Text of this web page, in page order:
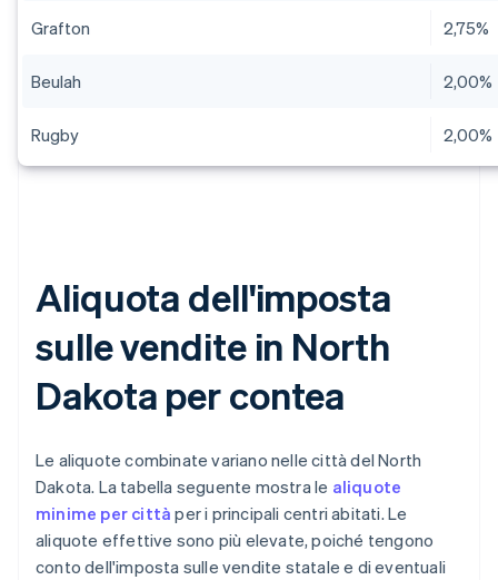
Grafton 2,75%
Beulah 2,00%
Rugby 2,00%
Aliquota dell'imposta
sulle vendite in North
Dakota per contea
Le aliquote combinate variano nelle città del North
Dakota. La tabella seguente mostra le aliquote
minime per città per i principali centri abitati. Le
aliquote effettive sono più elevate, poiché tengono
conto dell'imposta sulle vendite statale e di eventuali